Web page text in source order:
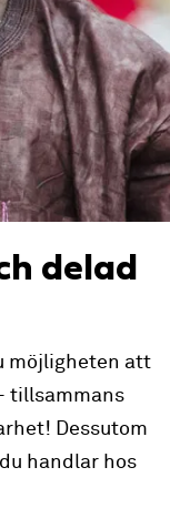
delad
möjligheten att
tillsammans
Dessutom
handlar hos